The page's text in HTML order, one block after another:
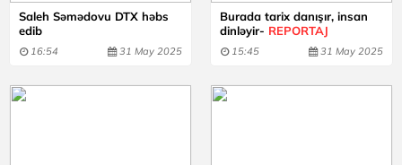
Saleh Səmədovu DTX həbs
edib
16:54 31 May 2025
Burada tarix danışır, insan
dinləyir- REPORTAJ
15:45 31 May 2025